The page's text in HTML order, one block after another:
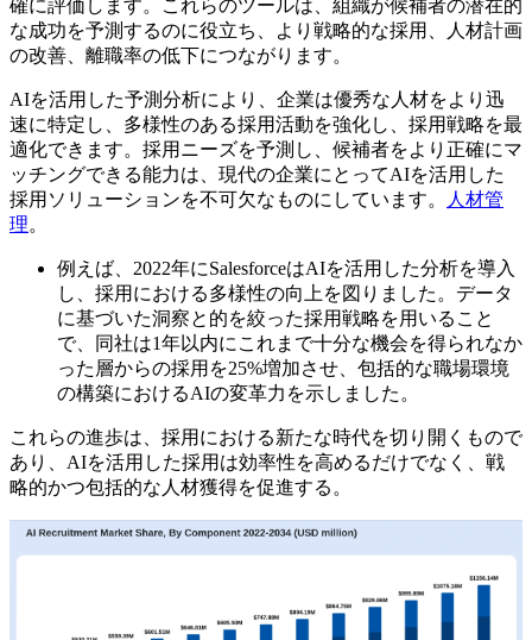
確に評価します。これらのツールは、組織が候補者の潜在的
な成功を予測するのに役立ち、より戦略的な採用、人材計画
の改善、離職率の低下につながります。
AIを活用した予測分析により、企業は優秀な人材をより迅
速に特定し、多様性のある採用活動を強化し、採用戦略を最
適化できます。採用ニーズを予測し、候補者をより正確にマ
ッチングできる能力は、現代の企業にとってAIを活用した
採用ソリューションを不可欠なものにしています。
人材管
理。
例えば、2022年にSalesforceはAIを活用した分析を導入
し、採用における多様性の向上を図りました。データ
に基づいた洞察と的を絞った採用戦略を用いること
で、同社は1年以内にこれまで十分な機会を得られなか
った層からの採用を25%増加させ、包括的な職場環境
の構築におけるAIの変革力を示しました。
これらの進歩は、採用における新たな時代を切り開くもので
あり、AIを活用した採用は効率性を高めるだけでなく、戦
略的かつ包括的な人材獲得を促進する。